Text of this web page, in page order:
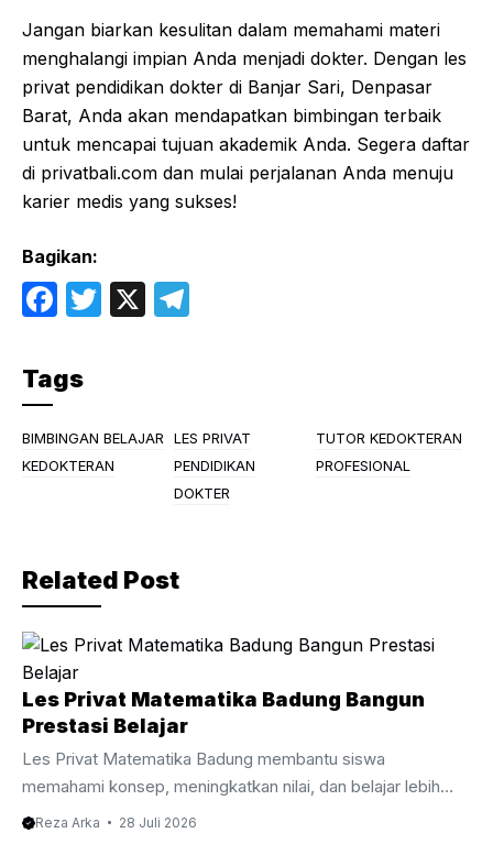
Jangan biarkan kesulitan dalam memahami materi
menghalangi impian Anda menjadi dokter. Dengan les
privat pendidikan dokter di Banjar Sari, Denpasar
Barat, Anda akan mendapatkan bimbingan terbaik
untuk mencapai tujuan akademik Anda. Segera daftar
di privatbali.com dan mulai perjalanan Anda menuju
karier medis yang sukses!
Bagikan:
F
c
e
b
o
T
X
a
m
Tags
BIMBINGAN BELAJAR
KEDOKTERAN
LES PRIVAT
PENDIDIKAN
DOKTER
TUTOR KEDOKTERAN
PROFESIONAL
Related Post
Les Privat Matematika Badung Bangun
Prestasi Belajar
Les Privat Matematika Badung membantu siswa
memahami konsep, meningkatkan nilai, dan belajar lebih
percaya diri bersama tutor berpengalaman. Les Privat
Reza Arka 28 Juli 2026